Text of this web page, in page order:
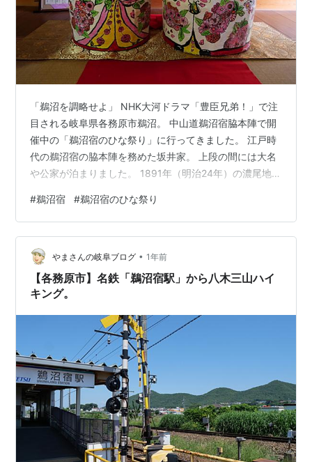
「鵜沼を調略せよ」 NHK大河ドラマ「豊臣兄弟！」で注
目される岐阜県各務原市鵜沼。 中山道鵜沼宿脇本陣で開
催中の「鵜沼宿のひな祭り」に行ってきました。 江戸時
代の鵜沼宿の脇本陣を務めた坂井家。 上段の間には大名
や公家が泊まりました。 1891年（明治24年）の濃尾地震
元されたもの。 江戸時代の雰囲気が再現されています。
建物の中に入ると、目に飛び込んでくる大量のひょうた
ん。 ひょうたんは69個あります。 鵜沼宿は中山道69次
のうちの52番目。 秀吉のひょうたんとは特に関連はない
そうです。 これだけ並ぶと縁起が良さそう。 落ち着いた
雰囲気の部屋…
#鵜沼宿 #鵜沼宿のひな祭り
やまさんの岐阜ブログ • 1年前
【各務原市】名鉄「鵜沼宿駅」から八木三山ハイ
キング。